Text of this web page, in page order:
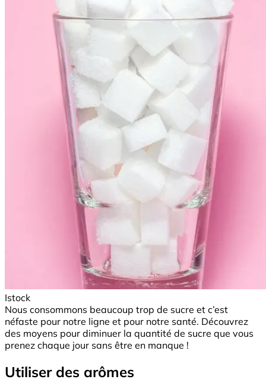
Istock
Nous consommons beaucoup trop de sucre et c’est
néfaste pour notre ligne et pour notre santé. Découvrez
des moyens pour diminuer la quantité de sucre que vous
prenez chaque jour sans être en manque !
Utiliser des arômes